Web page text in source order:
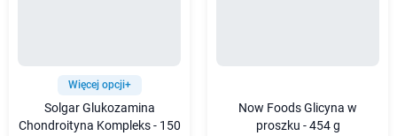
Więcej opcji+
Solgar Glukozamina
Chondroityna Kompleks - 150
Now Foods Glicyna w
proszku - 454 g